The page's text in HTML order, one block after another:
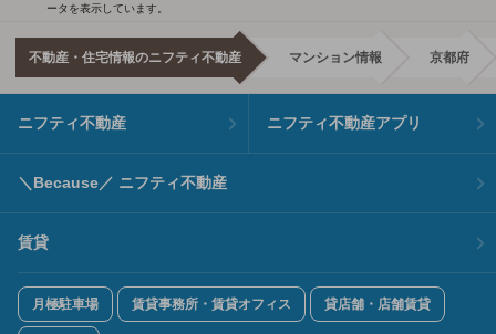
ータを表示しています。
不動産・住宅情報のニフティ不動産 マンション情報 京都府
ニフティ不動産 ニフティ不動産アプリ
＼Because／ ニフティ不動産
賃貸
月極駐車場 賃貸事務所・賃貸オフィス 貸店舗・店舗賃貸